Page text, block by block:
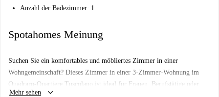
Anzahl der Badezimmer: 1
Spotahomes Meinung
Suchen Sie ein komfortables und möbliertes Zimmer in einer
Wohngemeinschaft? Dieses Zimmer in einer 3-Zimmer-Wohnung im
Quadraro-Quartiere Tuscolano ist ideal für Frauen, Berufstätige oder
Mehr sehen keyboard_arrow_down